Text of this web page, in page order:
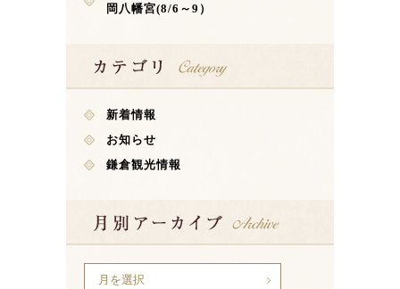
岡八幡宮(8/6～9）
新着情報
お知らせ
鎌倉観光情報